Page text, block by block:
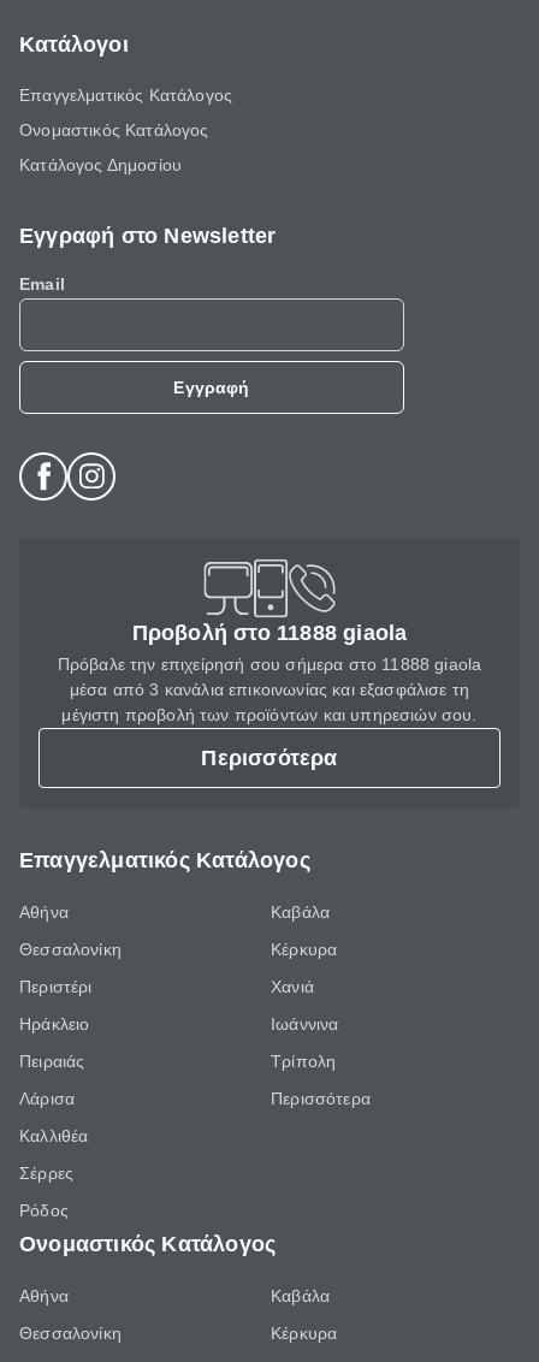
Κατάλογοι
Επαγγελματικός Κατάλογος
Ονομαστικός Κατάλογος
Κατάλογος Δημοσίου
Εγγραφή στο Newsletter
Email
Εγγραφή
Προβολή στο 11888 giaola
Πρόβαλε την επιχείρησή σου σήμερα στο 11888 giaola
μέσα από 3 κανάλια επικοινωνίας και εξασφάλισε τη
μέγιστη προβολή των προϊόντων και υπηρεσιών σου.
Περισσότερα
Επαγγελματικός Κατάλογος
Αθήνα
Θεσσαλονίκη
Περιστέρι
Ηράκλειο
Πειραιάς
Λάρισα
Καλλιθέα
Σέρρες
Ρόδος
Καβάλα
Κέρκυρα
Χανιά
Ιωάννινα
Τρίπολη
Περισσότερα
Ονομαστικός Κατάλογος
Αθήνα
Θεσσαλονίκη
Καβάλα
Κέρκυρα